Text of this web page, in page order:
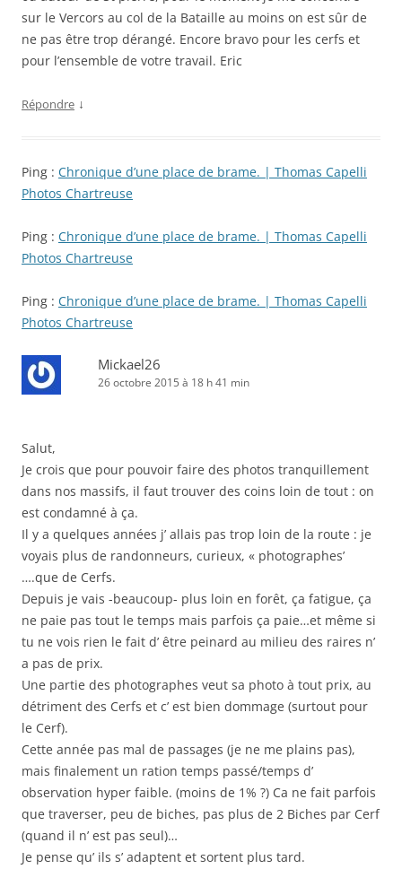
sur le Vercors au col de la Bataille au moins on est sûr de
ne pas être trop dérangé. Encore bravo pour les cerfs et
pour l’ensemble de votre travail. Eric
Répondre ↓
Ping : Chronique d’une place de brame. | Thomas Capelli
Photos Chartreuse
Ping : Chronique d’une place de brame. | Thomas Capelli
Photos Chartreuse
Ping : Chronique d’une place de brame. | Thomas Capelli
Photos Chartreuse
Mickael26
26 octobre 2015 à 18 h 41 min
Salut,
Je crois que pour pouvoir faire des photos tranquillement
dans nos massifs, il faut trouver des coins loin de tout : on
est condamné à ça.
Il y a quelques années j’ allais pas trop loin de la route : je
voyais plus de randonneurs, curieux, « photographes’
….que de Cerfs.
Depuis je vais -beaucoup- plus loin en forêt, ça fatigue, ça
ne paie pas tout le temps mais parfois ça paie…et même si
tu ne vois rien le fait d’ être peinard au milieu des raires n’
a pas de prix.
Une partie des photographes veut sa photo à tout prix, au
détriment des Cerfs et c’ est bien dommage (surtout pour
le Cerf).
Cette année pas mal de passages (je ne me plains pas),
mais finalement un ration temps passé/temps d’
observation hyper faible. (moins de 1% ?) Ca ne fait parfois
que traverser, peu de biches, pas plus de 2 Biches par Cerf
(quand il n’ est pas seul)…
Je pense qu’ ils s’ adaptent et sortent plus tard.